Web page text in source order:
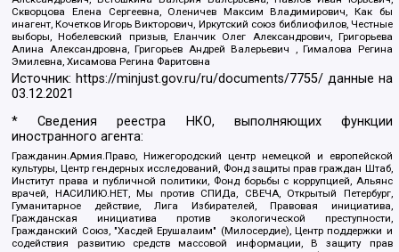
Скворцова Елена Сергеевна, Оленичев Максим Владимирович, Как бы
инагент, Кочетков Игорь Викторович, Иркутский союз библиофилов, Честные
выборы, Нобелевский призыв, Еланчик Олег Александрович, Григорьева
Алина Александровна, Григорьев Андрей Валерьевич , Гималова Регина
Эмилевна, Хисамова Регина Фаритовна
Источник: https://minjust.gov.ru/ru/documents/7755/ данные на
03.12.2021
* Сведения реестра НКО, выполняющих функции
иностранного агента:
Гражданин.Армия.Право, Нижегородский центр немецкой и европейской
культуры, Центр гендерных исследований, Фонд защиты прав граждан Штаб,
Институт права и публичной политики, Фонд борьбы с коррупцией, Альянс
врачей, НАСИЛИЮ.НЕТ, Мы против СПИДа, СВЕЧА, Открытый Петербург,
Гуманитарное действие, Лига Избирателей, Правовая инициатива,
Гражданская инициатива против экологической преступности,
Гражданский Союз, "Хасдей Ерушалаим" (Милосердие), Центр поддержки и
содействия развитию средств массовой информации, В защиту прав